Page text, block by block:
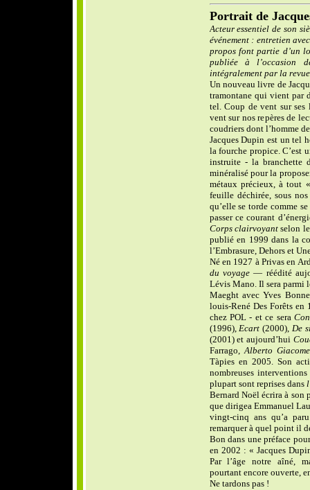
Portrait de
Acteur essentiel de son
événement : entretien
propos font partie d’un
publiée à l’occasion
intégralement par la
Un nouveau livre de
tramontane qui vient par
tel. Coup de vent sur
vent sur nos repères de
coudriers dont l’homme
Jacques Dupin est un tel
la fourche propice. C’est
instruite - la branchette
minéralisé pour la
métaux précieux, à tout
feuille déchirée, sous
qu’elle se torde comme
passer ce courant
Corps clairvoyantselon le
publié en 1999 dans la
l’Embrasure, Dehors et
Né en 1927 à Privas en
du voyage— réédité
Lévis Mano. Il sera parmi
Maeght avec Yves
louis-René Des Forêts
chez POL - et ce sera
(1996),Ecart (2000), De
(2001) et aujourd’hui
Farrago,Alberto
Tàpies en 2005. Son
nombreuses
plupart sont reprises dans
Bernard Noël écrira à son
que dirigea Emmanuel
vingt-cinq ans qu’a
remarquer à quel point il
Bon dans une préface
en 2002 : « Jacques
Par l’âge notre aîné,
pourtant encore ouverte,
Ne tardons pas !